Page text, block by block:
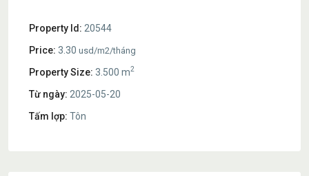
Property Id: 20544
Price: 3.30 usd/m2/tháng
Property Size: 3.500 m2
Từ ngày: 2025-05-20
Tấm lợp: Tôn